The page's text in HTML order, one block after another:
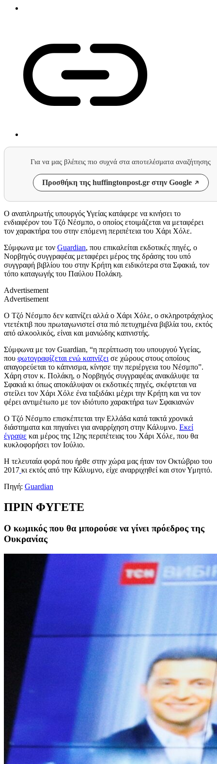
Για να μας βλέπεις πιο συχνά στα αποτελέσματα αναζήτησης
Προσθήκη της huffingtonpost.gr στην Google
Ο αναπληρωτής υπουργός Υγείας κατάφερε να κινήσει το
ενδιαφέρον του Τζό Νέσμπο, ο οποίος ετοιμάζεται να μεταφέρει
τον χαρακτήρα του στην επόμενη περιπέτεια του Χάρι Χόλε.
Σύμφωνα με τον Guardian, που επικαλείται εκδοτικές πηγές, ο
Νορβηγός συγγραφέας μεταφέρει μέρος της δράσης του υπό
συγγραφή βιβλίου του στην Κρήτη και ειδικότερα στα Σφακιά, τον
τόπο καταγωγής του Παύλου Πολάκη.
Advertisement
Advertisement
Ο Τζό Νέσμπο δεν καπνίζει αλλά ο Χάρι Χόλε, ο σκληροτράχηλος
ντετέκτιβ που πρωταγωνιστεί στα πιό πετυχημένα βιβλία του, εκτός
από αλκοολικός, είναι και μανιώδης καπνιστής.
Σύμφωνα με τον Guardian, “η περίπτωση του υπουργού Υγείας,
που φωτογραφίζεται ενώ καπνίζει σε χώρους στους οποίους
απαγορεύεται το κάπνισμα, κίνησε την περιέργεια του Νέσμπο”.
Χάρη στον κ. Πολάκη, ο Νορβηγός συγγραφέας ανακάλυψε τα
Σφακιά κι όπως αποκάλυψαν οι εκδοτικές πηγές, σκέφτεται να
στείλει τον Χάρι Χόλε ένα ταξιδάκι μέχρι την Κρήτη και να τον
φέρει αντιμέτωπο με τον ιδιότυπο χαρακτήρα των Σφακιανών
Ο Τζό Νέσμπο επισκέπτεται την Ελλάδα κατά τακτά χρονικά
διάστηματα και πηγαίνει για αναρρίχηση στην Κάλυμνο. Εκεί
έγραψε και μέρος της 12ης περιπέτειας του Χάρι Χόλε, που θα
κυκλοφορήσει τον Ιούλιο.
Η τελευταία φορά που ήρθε στην χώρα μας ήταν τον Οκτώβριο του
2017 κι εκτός από την Κάλυμνο, είχε αναρριχηθεί και στον Υμηττό.
Πηγή: Guardian
ΠΡΙΝ ΦΥΓΕΤΕ
Ο κωμικός που θα μπορούσε να γίνει πρόεδρος της
Ουκρανίας